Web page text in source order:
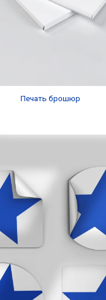
Печать брошюр